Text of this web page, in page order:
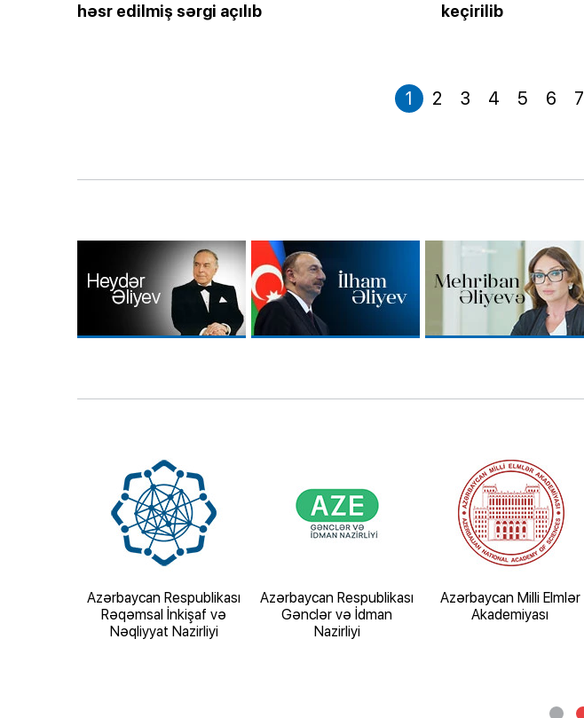
həsr edilmiş sərgi açılıb
keçirilib
1 2 3 4 5 6 7
Azərbaycan Respublikası
Rəqəmsal İnkişaf və
Nəqliyyat Nazirliyi
Azərbaycan Respublikası
Gənclər və İdman
Nazirliyi
Azərbaycan Milli Elmlər
Akademiyası